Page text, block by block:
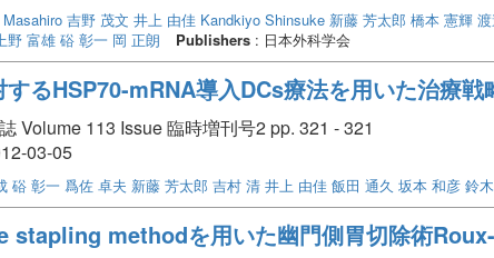
吉野 茂文 井上 由佳 Kandkiyo Shinsuke 新藤 芳太郎 橋本 憲輝
上野 富雄 硲 彰一 岡 正朗 Publishers : 日本外科学会
するHSP70-mRNA導入DCs療法を用いた治療戦
Volume 113 Issue 臨時増刊号2 pp. 321 - 321
03-05
硲 彰一 爲佐 卓夫 新藤 芳太郎 吉村 清 井上 由佳 飯田 通久 坂本 和彦 鈴
stapling methodを用いた幽門側胃切除術